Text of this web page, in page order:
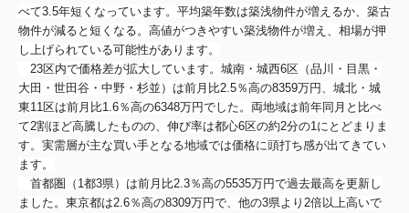
べて3. 5年短くなっています。平均築年数は築浅物件が増えるか、 築古
物件が減ると短くなる。高値がつきやすい築浅物件が増え、 相場が押
し上げられている可能性があります。
23区内で価格差が拡大しています。城南・城西6区（品川・目黒・
大田・世田谷・中野・杉並）は前月比2.5％高の8359万円、 城北・城
東11区は前月比1.6％高の6348万円でした。 両地域は前年同月と比べ
て2割ほど高騰したものの、 伸び率は都心6区の約2分の1にとどまりま
す。 実需層が主な買い手となる地域では価格に頭打ち感が出てきてい
ます。
首都圏（1都3県）は前月比2.3％高の5535万円で過去最高を更新し
ました。東京都は2.6％高の8309万円で、他の3県より2倍以上高いで